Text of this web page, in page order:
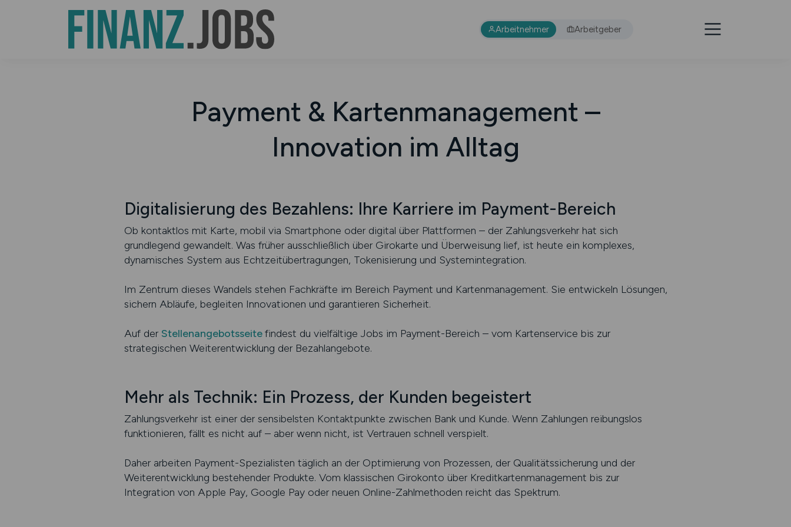
Arbeitnehmer Arbeitgeber
Payment & Kartenmanagement –
Innovation im Alltag
Digitalisierung des Bezahlens: Ihre Karriere im Payment-Bereich
Ob kontaktlos mit Karte, mobil via Smartphone oder digital über Plattformen – der Zahlungsverkehr hat sich
grundlegend gewandelt. Was früher ausschließlich über Girokarte und Überweisung lief, ist heute ein komplexes,
dynamisches System aus Echtzeitübertragungen, Tokenisierung und Systemintegration.
Im Zentrum dieses Wandels stehen Fachkräfte im Bereich Payment und Kartenmanagement. Sie entwickeln Lösungen,
sichern Abläufe, begleiten Innovationen und garantieren Sicherheit.
Auf der Stellenangebotsseite findest du vielfältige Jobs im Payment-Bereich – vom Kartenservice bis zur
strategischen Weiterentwicklung der Bezahlangebote.
Mehr als Technik: Ein Prozess, der Kunden begeistert
Zahlungsverkehr ist einer der sensibelsten Kontaktpunkte zwischen Bank und Kunde. Wenn Zahlungen reibungslos
funktionieren, fällt es nicht auf – aber wenn nicht, ist Vertrauen schnell verspielt.
Daher arbeiten Payment-Spezialisten täglich an der Optimierung von Prozessen, der Qualitätssicherung und der
Weiterentwicklung bestehender Produkte. Vom klassischen Girokonto über Kreditkartenmanagement bis zur
Integration von Apple Pay, Google Pay oder neuen Online-Zahlmethoden reicht das Spektrum.